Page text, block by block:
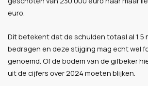
euro.
Dit betekent dat de schulden totaal al 1,5
bedragen en deze stijging mag echt wel
genoemd. Of de bodem van de gifbeker
uit de cijfers over 2024 moeten blijken.